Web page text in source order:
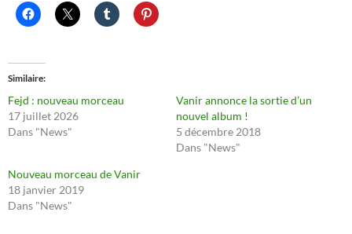
Similaire
Fejd : nouveau morceau
17 juillet 2026
Dans "News"
Vanir annonce la sortie d’un
nouvel album !
5 décembre 2018
Dans "News"
Nouveau morceau de Vanir
18 janvier 2019
Dans "News"